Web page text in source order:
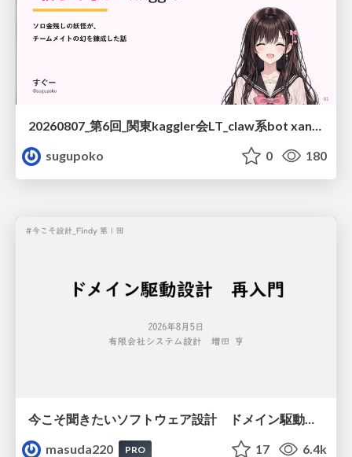
20260807_第6回_関東kaggler会LT_claw系bot xangiと始める、"寂しくない" kaggle
sugupoko
0 180
masuda220
PRO 17 6.4k